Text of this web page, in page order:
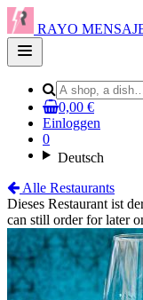
RAYO
Open
main
0,00 €
Einloggen
0
Deutsch
Alle Restaurants
Dieses Restaurant ist
can still order for later